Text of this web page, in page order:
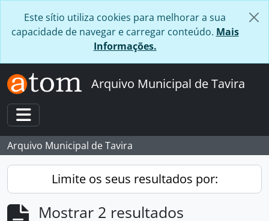
Este sítio utiliza cookies para melhorar a sua
capacidade de navegar e carregar conteúdo. Mais
Informações.
Arquivo Municipal de Tavira
Toggle navigation
Arquivo Municipal de Tavira
Limite os seus resultados por:
Mostrar 2 resultados